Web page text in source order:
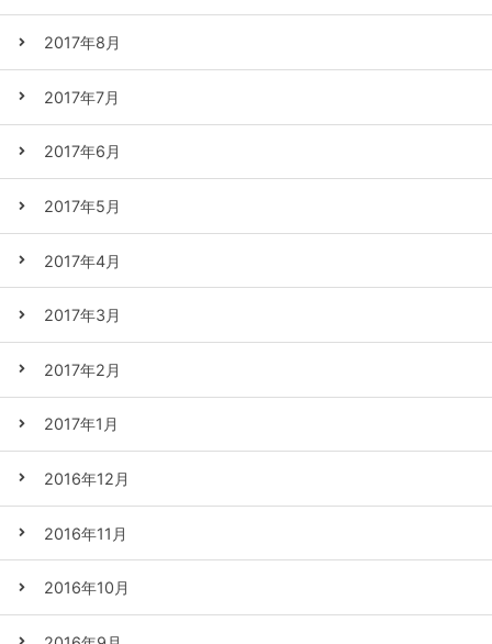
2017年8月
2017年7月
2017年6月
2017年5月
2017年4月
2017年3月
2017年2月
2017年1月
2016年12月
2016年11月
2016年10月